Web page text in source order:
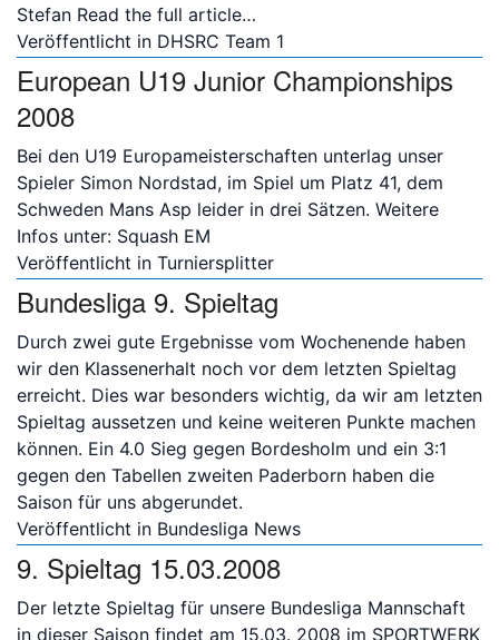
Stefan Read the full article…
Veröffentlicht in DHSRC Team 1
European U19 Junior Championships
2008
Bei den U19 Europameisterschaften unterlag unser
Spieler Simon Nordstad, im Spiel um Platz 41, dem
Schweden Mans Asp leider in drei Sätzen. Weitere
Infos unter: Squash EM
Veröffentlicht in Turniersplitter
Bundesliga 9. Spieltag
Durch zwei gute Ergebnisse vom Wochenende haben
wir den Klassenerhalt noch vor dem letzten Spieltag
erreicht. Dies war besonders wichtig, da wir am letzten
Spieltag aussetzen und keine weiteren Punkte machen
können. Ein 4.0 Sieg gegen Bordesholm und ein 3:1
gegen den Tabellen zweiten Paderborn haben die
Saison für uns abgerundet.
Veröffentlicht in Bundesliga News
9. Spieltag 15.03.2008
Der letzte Spieltag für unsere Bundesliga Mannschaft
in dieser Saison findet am 15.03. 2008 im SPORTWERK